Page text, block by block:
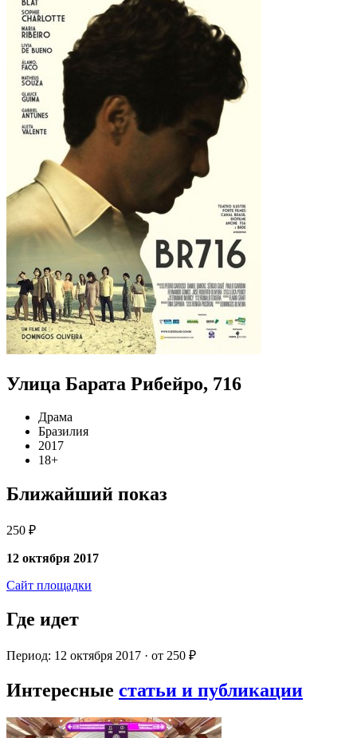
Улица Барата Рибейро, 716
Драма
Бразилия
2017
18+
Ближайший показ
250 ₽
12 октября 2017
Сайт площадки
Где идет
Период: 12 октября 2017 · от 250 ₽
Интересные статьи и публикации